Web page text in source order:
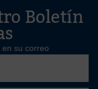
Boletín
su correo